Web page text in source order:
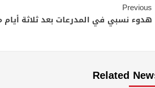
Continue
Reading
Previous
هدوء نسبي في المدرعات بعد ثلاثة أيام
Related